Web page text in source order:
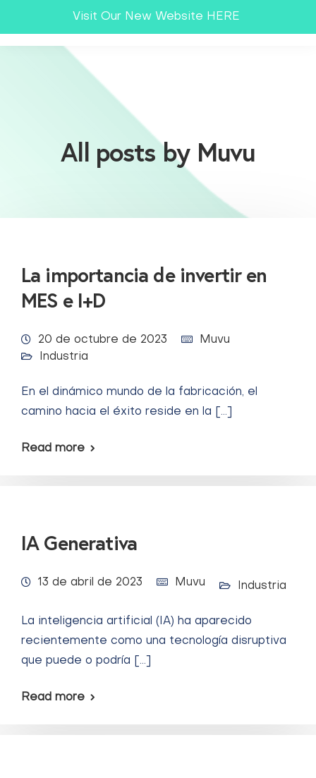
Visit Our New Website HERE
All posts by Muvu
La importancia de invertir en
MES e I+D
20 de octubre de 2023
Muvu
Industria
En el dinámico mundo de la fabricación, el
camino hacia el éxito reside en la […]
Read more
IA Generativa
13 de abril de 2023 Muvu Industria
La inteligencia artificial (IA) ha aparecido
recientemente como una tecnología disruptiva
que puede o podría […]
Read more